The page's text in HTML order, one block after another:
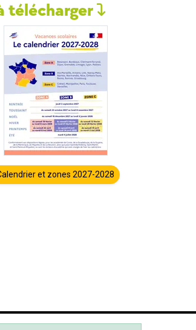
télécharger
et zones 2027-2028